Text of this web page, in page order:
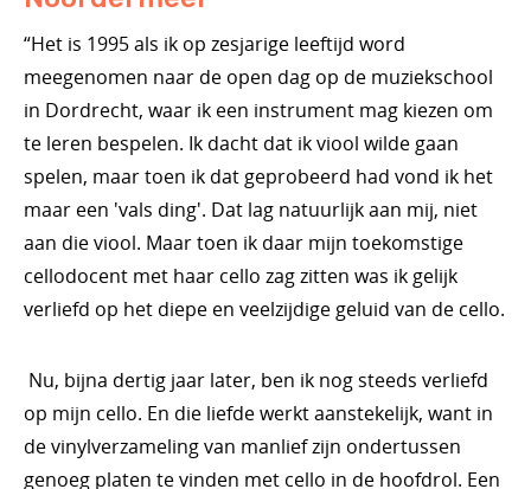
“Het is 1995 als ik op zesjarige leeftijd word
meegenomen naar de open dag op de muziekschool
in Dordrecht, waar ik een instrument mag kiezen om
te leren bespelen. Ik dacht dat ik viool wilde gaan
spelen, maar toen ik dat geprobeerd had vond ik het
maar een 'vals ding'. Dat lag natuurlijk aan mij, niet
aan die viool. Maar toen ik daar mijn toekomstige
cellodocent met haar cello zag zitten was ik gelijk
verliefd op het diepe en veelzijdige geluid van de cello.
Nu, bijna dertig jaar later, ben ik nog steeds verliefd
op mijn cello. En die liefde werkt aanstekelijk, want in
de vinylverzameling van manlief zijn ondertussen
genoeg platen te vinden met cello in de hoofdrol. Een